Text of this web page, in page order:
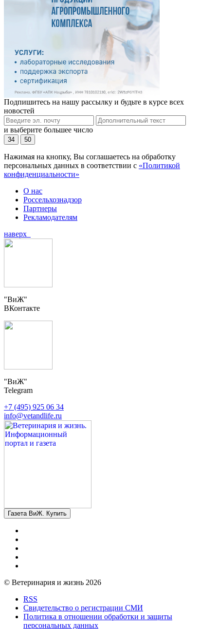
Подпишитесь на нашу рассылку и будьте в курсе всех
новостей
и выберите большее число
34 50
Нажимая на кнопку, Вы соглашаетесь на обработку
персональных данных в соответствии с «Политикой
конфиденциальности»
О нас
Россельхознадзор
Партнеры
Рекламодателям
наверх
"ВиЖ"
ВКонтакте
"ВиЖ"
Telegram
+7 (495) 925 06 34
info@vetandlife.ru
Газета ВиЖ. Купить
© Ветеринария и жизнь 2026
RSS
Свидетельство о регистрации СМИ
Политика в отношении обработки и защиты
персональных данных